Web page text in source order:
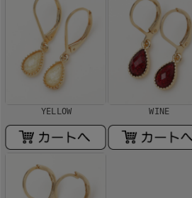
YELLOW WINE